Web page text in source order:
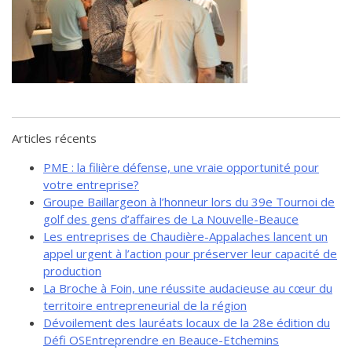
de solidarité
Futurpreneur
Toile entrepreneuriale Nouvelle-
Beauce
Articles récents
PME : la filière défense, une vraie opportunité pour
votre entreprise?
Groupe Baillargeon à l’honneur lors du 39e Tournoi de
golf des gens d’affaires de La Nouvelle-Beauce
Les entreprises de Chaudière-Appalaches lancent un
appel urgent à l’action pour préserver leur capacité de
production
La Broche à Foin, une réussite audacieuse au cœur du
territoire entrepreneurial de la région
Dévoilement des lauréats locaux de la 28e édition du
Défi OSEntreprendre en Beauce-Etchemins